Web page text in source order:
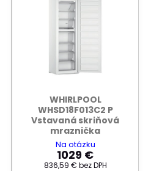
WHIRLPOOL
WHSD18F013C2 P
Vstavaná skriňová
mraznička
Na otázku
1029 €
836,59 € bez DPH